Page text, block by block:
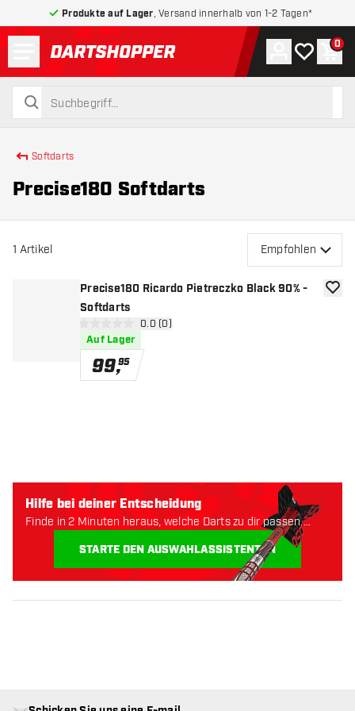
Produkte auf Lager , Versand innerhalb von 1-2 Tagen*
zurück zur Startseite
suchen
suchen
Konto
Meine 0
Softdarts
Precise180 Softdarts
1 Artikel Empfohlen
Precise180 Ricardo Pietreczko Black 90% -
Softdarts
Bewertungsbereich öffnen
0 Bewertungssterne
0.0 (0)
Auf Lager
99,95
Zur
Hilfe bei deiner Entscheidung
Finde in 2 Minuten heraus, welche Darts zu dir passen.
STARTE DEN AUSWAHLASSISTENTEN